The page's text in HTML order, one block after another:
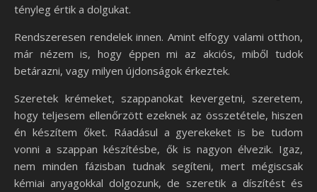
tényleg értik a dolgukat.
Rendszeresen rendelek innen. Amint elfogy valami otthon,
már nézem is, hogy éppen mi az akciós, miből tudok
betárazni, vagy milyen újdonságok érkeztek.
Szeretek krémeket, szappanokat kevergetni, szeretem,
hogy teljesem ellenőrzött ezeknek az összetétele, hiszen
én készítem őket. Ráadásul a gyerekeket is be tudom
vonni a szappan készítésbe, ők is nagyon élvezik. Igaz,
nem minden fázisban tudnak segíteni, mert mégiscsak
kémiai anyagokkal dolgozunk, de szeretik a díszítést és